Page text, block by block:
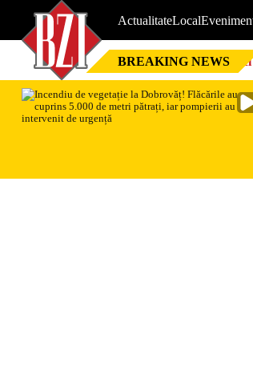
ActualitateLocal
BREAKING NEWS